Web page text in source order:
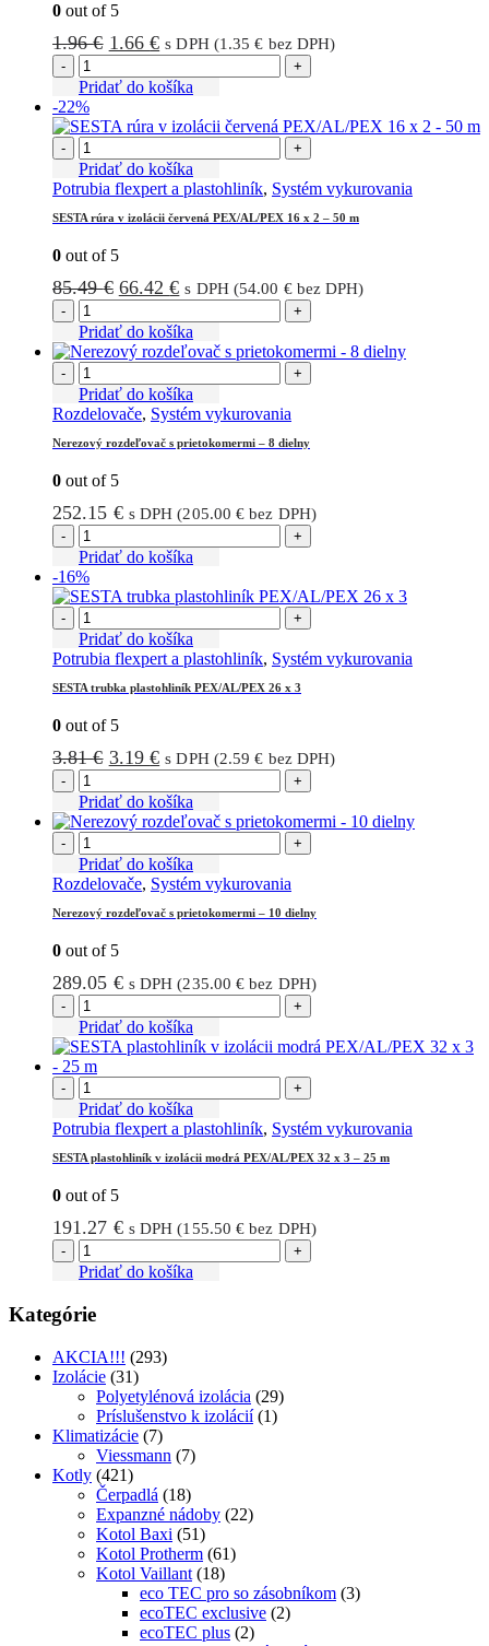
0 out of 5
1.96€ Pôvodná
bola:
1.66€Aktuálna
je:
s DPH (1.35€ bez DPH)
- +
Pridať do košíka
-22%
- +
Pridať do košíka
Potrubia flexpert a plastohliník, Systém vykurovania
SESTA rúra v izolácii červená PEX/AL/PEX 16 x 2 – 50 m
0 out of 5
85.49€ Pôvodná
bola:
85.49 €.
66.42€Aktuálna
je:
66.42 €.
s DPH (54.00 €bez DPH)
- +
Pridať do košíka
- +
Pridať do košíka
Rozdelovače, Systém vykurovania
Nerezový rozdeľovač s prietokomermi – 8 dielny
0 out of 5
252.15 € s DPH (205.00€ bez DPH)
- +
Pridať do košíka
-16%
- +
Pridať do košíka
Potrubia flexpert a plastohliník, Systém vykurovania
SESTA trubka plastohliník PEX/AL/PEX 26 x 3
0 out of 5
3.81€ Pôvodná
bola:
3.81 €.
3.19€Aktuálna
je:
3.19 €.
s DPH (2.59€ bez DPH)
- +
Pridať do košíka
- +
Pridať do košíka
Rozdelovače, Systém vykurovania
Nerezový rozdeľovač s prietokomermi – 10 dielny
0 out of 5
289.05 € s DPH (235.00€ bez DPH)
- +
Pridať do košíka
- +
Pridať do košíka
Potrubia flexpert a plastohliník, Systém vykurovania
SESTA plastohliník v izolácii modrá PEX/AL/PEX 32 x 3 – 25 m
0 out of 5
191.27 € s DPH (155.50€ bez DPH)
- +
Pridať do košíka
Kategórie
AKCIA!!! (293)
Izolácie (31)
Polyetylénová izolácia (29)
Príslušenstvo k izolácií (1)
Klimatizácie (7)
Viessmann (7)
Kotly (421)
Čerpadlá (18)
Expanzné nádoby (22)
Kotol Baxi (51)
Kotol Protherm (61)
Kotol Vaillant (18)
eco TEC pro so zásobníkom (3)
ecoTEC exclusive (2)
ecoTEC plus (2)